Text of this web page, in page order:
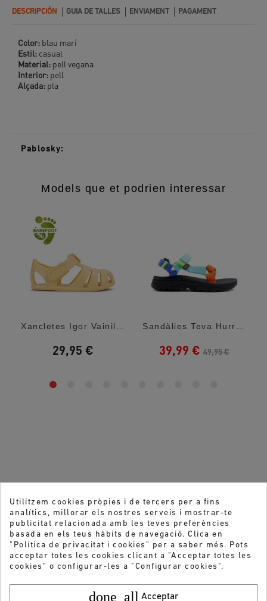
DESCRIPCIÓN GUIA DE TALLES ENVIAMENT PAGAMENT
Color: blau marí
Estil: casual
Material: pell vegana
Interior: pell
Alçada: pla
Pablosky:
Models que et podrien interessar
29,95 € 39,99 € 49,95 €
Utilitzem cookies pròpies i de tercers per a fins
analítics, millorar els nostres serveis i mostrar-te
publicitat relacionada amb les teves preferències
basada en els teus hàbits de navegació. Clica en
"Política de privacitat i cookies" per a saber més. Pots
acceptar totes les cookies clicant a "Acceptar totes les
cookies" o configurar-les a "Configurar cookies".
done_all Acceptar